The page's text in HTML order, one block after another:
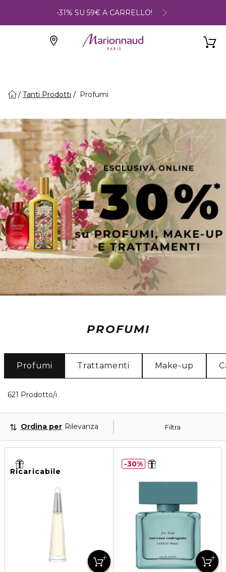
-31% SU 59€ A CARRELLO!
Tanti Prodotti Profumi
PROFUMI
Profumi Trattamenti Make-up
621 Prodotto/i
Filtra
Ordina per Rilevanza
Ricaricabile
30%